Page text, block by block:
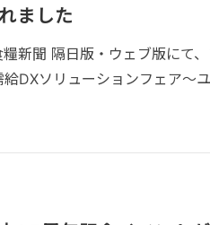
ました
新聞 隔日版・ウェブ版にて
DXソリューションフェア～